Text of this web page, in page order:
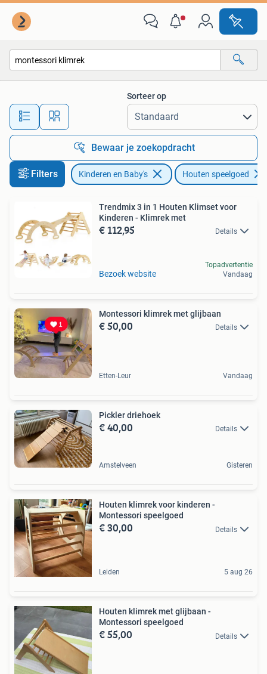
Alle afstanden…
Sorteer op
Bewaar je zoekopdracht
Filters Kinderen en Baby's Houten speelgoed
Trendmix 3 in 1 Houten Klimset voor
Kinderen - Klimrek met
€ 112,95 Details
Bezoek website
Topadvertentie
Vandaag
Montessori klimrek met glijbaan
€ 50,00 Details
Etten-Leur Vandaag
Pickler driehoek
€ 40,00 Details
Amstelveen Gisteren
Houten klimrek voor kinderen -
Montessori speelgoed
€ 30,00 Details
Leiden 5 aug 26
Houten klimrek met glijbaan -
Montessori speelgoed
€ 55,00 Details